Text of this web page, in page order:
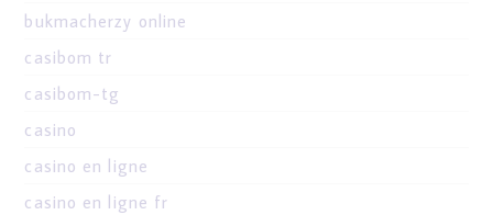
bukmacherzy online
casibom tr
casibom-tg
casino
casino en ligne
casino en ligne fr